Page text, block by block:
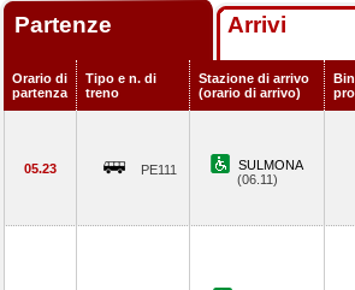
Partenze Arrivi
Orario di
partenza
Tipo e n. di
treno
Stazione di arrivo
(orario di arrivo)
05.23 PE111
SULMONA
(06.11)